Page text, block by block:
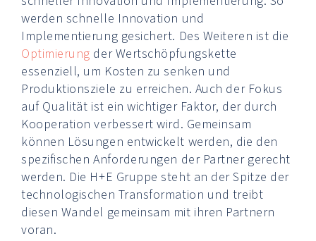
werden schnelle Innovation und
Implementierung gesichert. Des Weiteren ist die
Optimierung der Wertschöpfungskette
essenziell, um Kosten zu senken und
Produktionsziele zu erreichen. Auch der Fokus
auf Qualität ist ein wichtiger Faktor, der durch
Kooperation verbessert wird. Gemeinsam
können Lösungen entwickelt werden, die den
spezifischen Anforderungen der Partner gerecht
werden. Die H+E Gruppe steht an der Spitze der
technologischen Transformation und treibt
diesen Wandel gemeinsam mit ihren Partnern
voran.